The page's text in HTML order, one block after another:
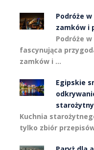
Podróże
zamków i
Podróże
fascynująca
zamków i …
Egipskie
Kuchnia
tylko zbiór